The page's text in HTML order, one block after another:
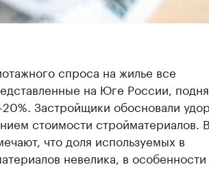
спроса на жилье все
на Юге России,
Застройщики обосновали
стоимости стройматериалов.
что доля используемых в
невелика, в особенности